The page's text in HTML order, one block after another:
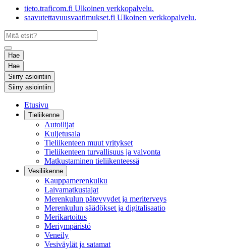
tieto.traficom.fi Ulkoinen verkkopalvelu.
saavutettavuusvaatimukset.fi Ulkoinen verkkopalvelu.
Hae
Hae
Siirry asiointiin
Siirry asiointiin
Etusivu
Tieliikenne
Autoilijat
Kuljetusala
Tieliikenteen muut yritykset
Tieliikenteen turvallisuus ja valvonta
Matkustaminen tieliikenteessä
Vesiliikenne
Kauppamerenkulku
Laivamatkustajat
Merenkulun pätevyydet ja meriterveys
Merenkulun säädökset ja digitalisaatio
Merikartoitus
Meriympäristö
Veneily
Vesiväylät ja satamat